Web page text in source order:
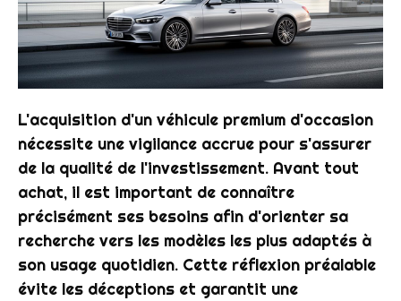
L'acquisition d'un véhicule premium d'occasion
nécessite une vigilance accrue pour s'assurer
de la qualité de l'investissement. Avant tout
achat, il est important de connaître
précisément ses besoins afin d'orienter sa
recherche vers les modèles les plus adaptés à
son usage quotidien. Cette réflexion préalable
évite les déceptions et garantit une